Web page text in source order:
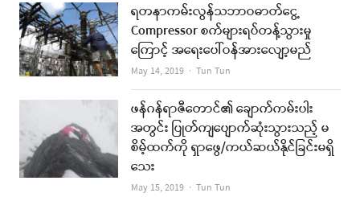
ရတနာကမ်းလွန်သဘာဝဓာတ်ငွေ့
Compressor စက်များရပ်တန့်သွားမှု
ကြောင့် အရေးပေါ်ဝန်အားလျော့မည်
May 14, 2019 Author
Tun Tun
ဖန်ဂန်ရာဇီတောင်၏ ချောက်ကမ်းပါး
အတွင်း ပြုတ်ကျပျောက်ဆုံးသွားသည့် မ
စိမ့်ထက်ကို ရှာဖွေ/ကယ်ဆယ်နိုင်ခြင်းမရှိ
သေး
May 15, 2019 Author
Tun Tun